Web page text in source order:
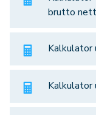
brutto
Kalkulator
Kalkulator